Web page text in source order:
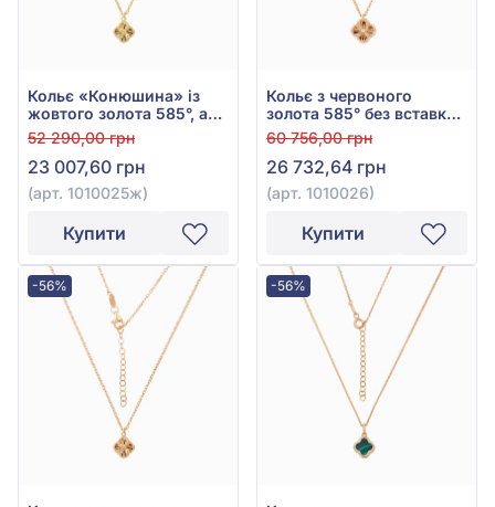
Кольє «Конюшина» із
жовтого золота 585°, арт.
1010025ж
52 290,00 грн
23 007,60 грн
(арт. 1010025ж)
Купити
Кольє з червоного
золота 585° без вставки,
арт. 1010026
60 756,00 грн
26 732,64 грн
(арт. 1010026)
Купити
-56% -56%